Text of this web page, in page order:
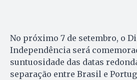
No próximo 7 de setembro, o
Independência será
suntuosidade das datas
separação entre Brasil e